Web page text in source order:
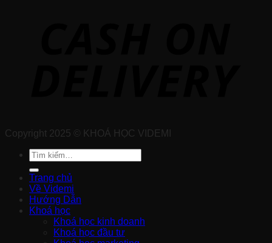
Copyright 2025 © KHOÁ HỌC VIDEMI
Tìm
kiếm:
Trang chủ
Về Videmi
Hướng Dẫn
Khoá học
Khoá học kinh doanh
Khoá học đầu tư